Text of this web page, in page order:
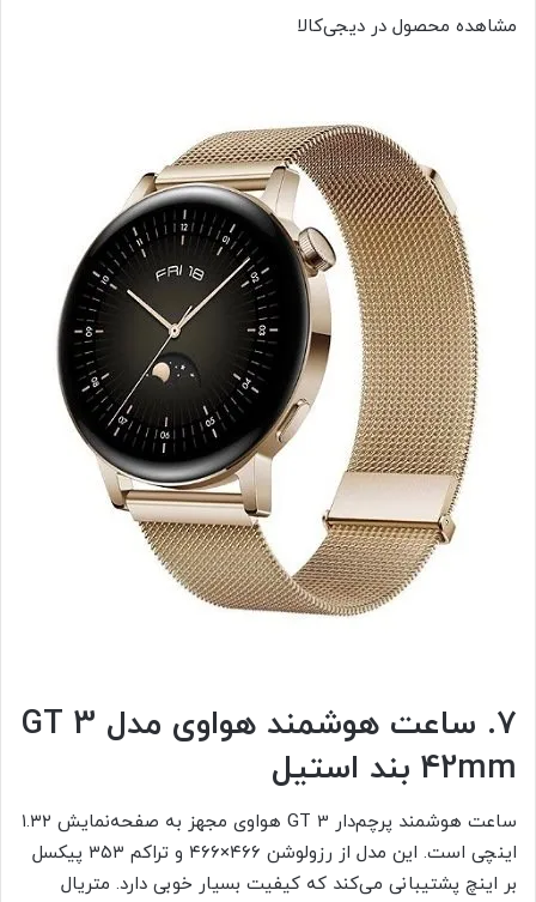
مشاهده محصول در دیجی‌کالا
۷. ساعت هوشمند هواوی مدل GT 3
42mm بند استیل
ساعت هوشمند پرچم‌دار GT 3 هواوی مجهز به صفحه‌نمایش ۱.۳۲
اینچی است. این مدل از رزولوشن ۴۶۶×۴۶۶ و تراکم ۳۵۳ پیکسل
بر اینچ پشتیبانی می‌کند که کیفیت بسیار خوبی دارد. متریال